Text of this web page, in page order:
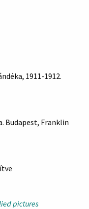
1911-1912.
Budapest, Franklin
pictures